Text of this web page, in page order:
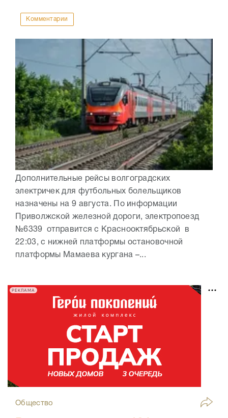
Комментарии
Дополнительные рейсы волгоградских
электричек для футбольных болельщиков
назначены на 9 августа. По информации
Приволжской железной дороги, электропоезд
№6339 отправится с Краснооктябрьской в
22:03, с нижней платформы остановочной
платформы Мамаева кургана –...
РЕКЛАМА
Общество